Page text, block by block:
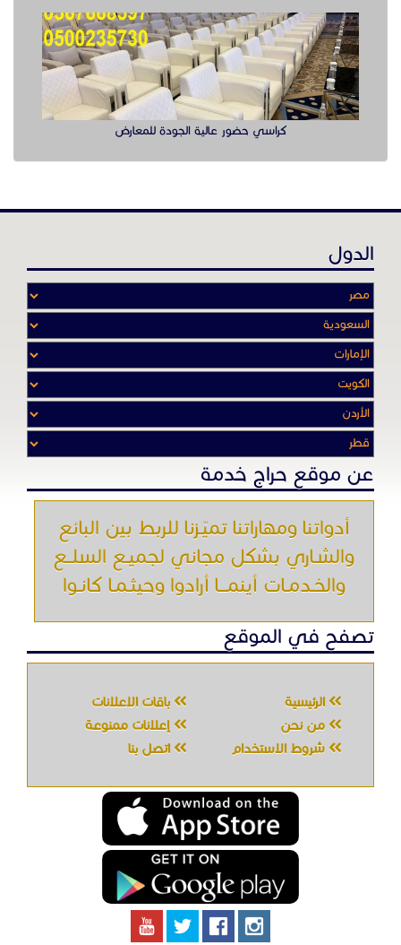
كراسي حضور عالية الجودة للمعارض
الدول
عن موقع حراج خدمة
أدواتنا ومهاراتنا تميّـزنا للربط بين البائع
والشـاري بشكل مجاني لجميـع السلــع
والخـدمـات أينمـــا أرادوا وحيثـمـا كانـوا
تصفح في الموقع
الرئيسية
باقات الإعلانات
من نحن
إعلانات ممنوعة
شروط الاستخدام
اتصل بنا